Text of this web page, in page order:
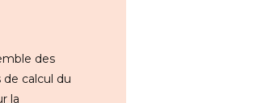
des
calcul du
la